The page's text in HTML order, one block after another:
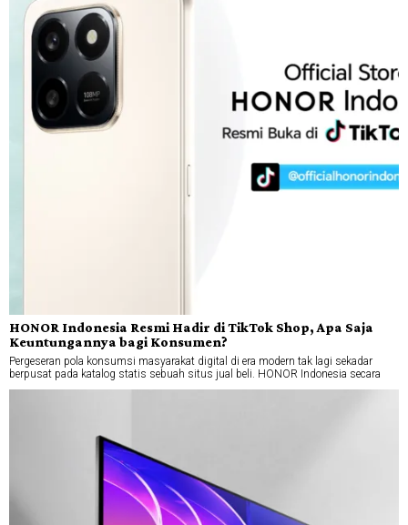
HONOR Indonesia Resmi Hadir di TikTok Shop, Apa Saja
Keuntungannya bagi Konsumen?
Pergeseran pola konsumsi masyarakat digital di era modern tak lagi sekadar
berpusat pada katalog statis sebuah situs jual beli. HONOR Indonesia secara